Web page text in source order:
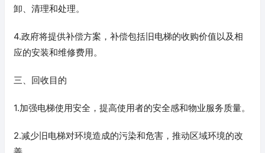
卸、清理和处理。
4.政府将提供补偿方案，补偿包括旧电梯的收购价值以及相
应的安装和维修费用。
三、回收目的
1.加强电梯使用安全，提高使用者的安全感和物业服务质量。
2.减少旧电梯对环境造成的污染和危害，推动区域环境的改